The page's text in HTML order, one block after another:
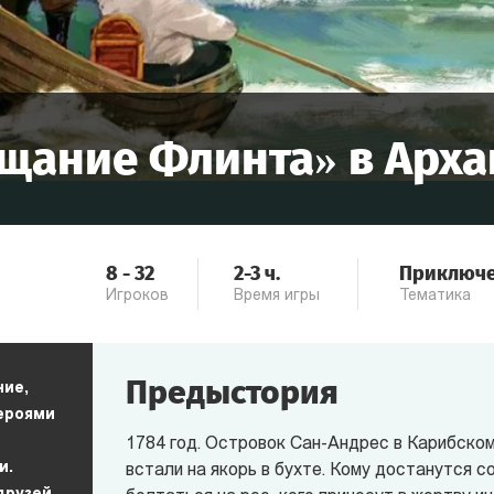
Флинта» в
8-32
Игроков
2-3ч.
Время игры Тематика
Предыстория
1784 год. Островок Сан-Андрес в
встали на якорь в бухте. Кому достанутся